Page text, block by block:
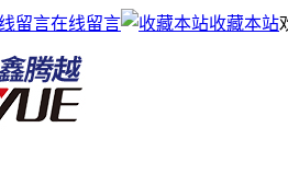
在线留言 收藏本站